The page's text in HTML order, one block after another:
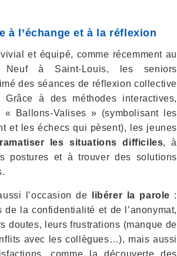
à l’échange et à la réflexion
et équipé, comme récemment au
à Saint-Louis, les seniors
des séances de réflexion collective
à des méthodes interactives,
« Ballons-Valises » (symbolisant les
et les échecs qui pèsent), les jeunes
les situations difficiles, à
postures et à trouver des solutions
l’occasion de libérer la parole :
de la confidentialité et de l’anonymat,
doutes, leurs frustrations (manque de
avec les collègues…), mais aussi